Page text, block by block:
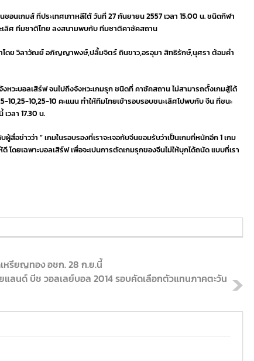
อนเกมส์ ที่ประเทศเกาหลีใต้ วันที่ 27 กันยายน 2557 เวลา 15.00 น. ชนิดกีฬา
ลิศ ทีมชาติไทย ลงสนามพบกับ ทีมชาติคาซัคสถาน
โดย วิลาวัณย์ อภิญญาพงษ์,ปลื้มจิตร์ ถินขาว,อรอุมา สิทธิรักษ์,นุศรา ต้อมคำ
หวะบอลเสิร์ฟ จนไปถึงจังหวะเกมรุก ชนิดที่ คาซัคสถาน ไม่สามารถตั้งเกมสู้ได้
10,25-10,25-10 คะแนน ทำให้ทีมไทยเข้ารอบรอบชนะเลิศไปพบกับ จีน ที่ชนะ
วลา 17.30 น.
อข่าวว่า ” เกมในรอบรองที่เราจะเจอกับจีนยอมรับว่าเป็นเกมที่หนักอีก 1 เกม
โดยเฉพาะบอลเสิร์ฟ เพื่อจะเปนการตัดเกมรุกของจีนไม่ให้บุกได้ถนัด แบบที่เรา
หรียญทอง อชก. 28 ก.ย.นี้
แลนด์ บีช วอลเลย์บอล 2014 รอบคัดเลือกตัวแทนภาคตะวัน